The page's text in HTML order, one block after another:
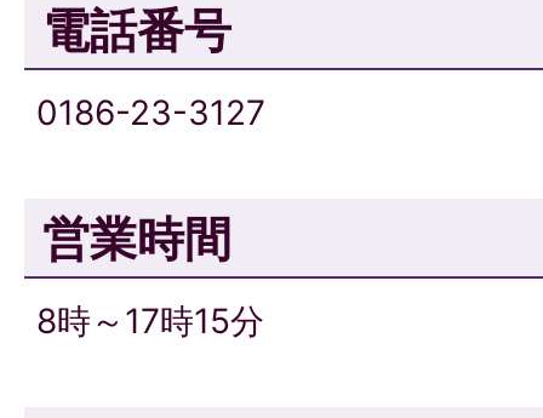
電話番号
0186-23-3127
営業時間
8時～17時15分